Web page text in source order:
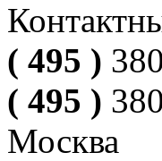
( 495 )
( 495 )
Москва